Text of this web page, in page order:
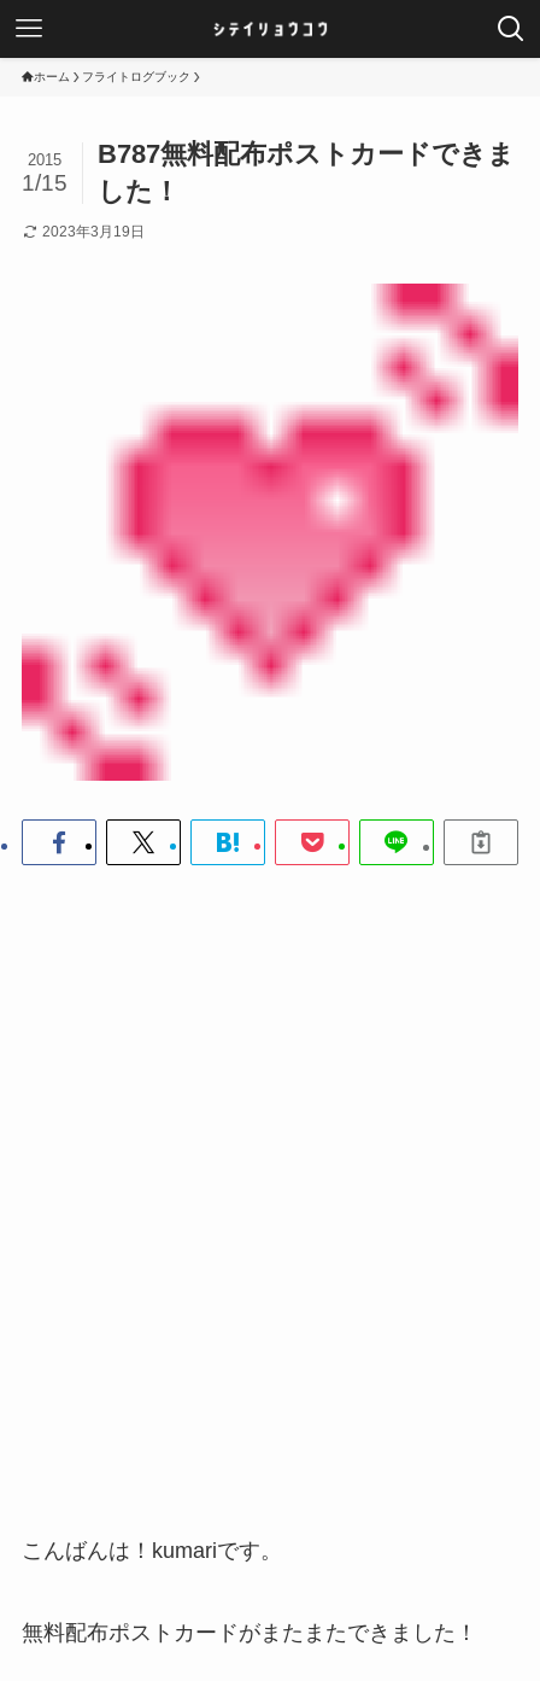
ホーム フライトログブック
B787無料配布ポストカードできま
した！
2015
1/15
2023年3月19日
こんばんは！kumariです。
無料配布ポストカードがまたまたできました！